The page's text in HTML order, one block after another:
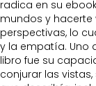
radica en su
mundos y hacerte
perspectivas, lo
y la empatía. Uno
libro fue su
conjurar las